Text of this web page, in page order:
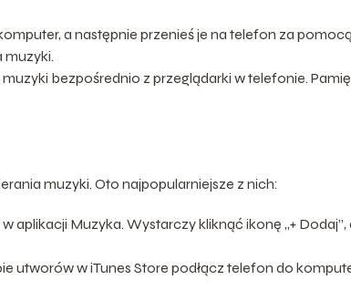
a następnie przenieś je na telefon za
muzyki.
bezpośrednio z przeglądarki w telefonie.
muzyki. Oto najpopularniejsze z nich:
aplikacji Muzyka. Wystarczy kliknąć ikonę „+ Dodaj”,
utworów w iTunes Store podłącz telefon do